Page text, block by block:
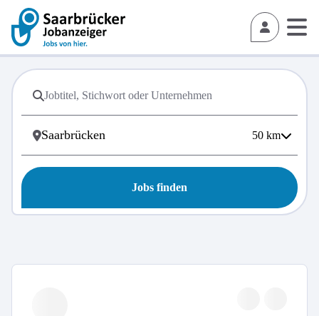
50 km
Jobs finden